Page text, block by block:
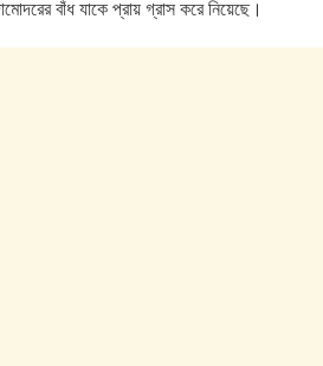
বাঁধ যাকে প্রায় গ্রাস করে নিয়েছে।